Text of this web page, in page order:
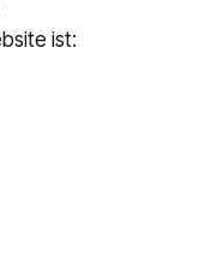
ist: